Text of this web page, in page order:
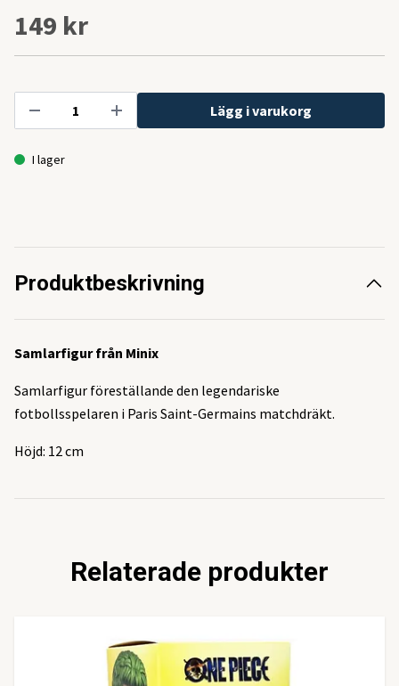
149 kr
Lägg i varukorg
I lager
Produktbeskrivning
Samlarfigur från Minix
Samlarfigur föreställande den legendariske
fotbollsspelaren i Paris Saint-Germains matchdräkt.
Höjd: 12 cm
Relaterade produkter